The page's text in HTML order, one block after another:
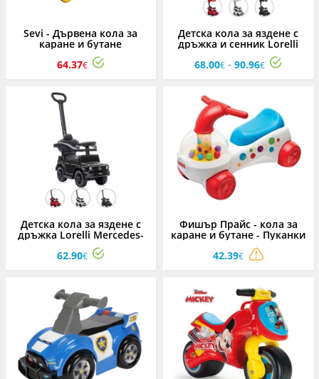
Sevi - Дървена кола за
каране и бутане
64.37€
Детска кола за яздене с
дръжка и сенник Lorelli
Mercedes-G350D,
асортимент
68.00€ -90.96€
Детска кола за яздене с
дръжка Lorelli Mercedes-
G350D, асортимент
62.90€
Фишър Прайс - кола за
каране и бутане - Пуканки
42.39€